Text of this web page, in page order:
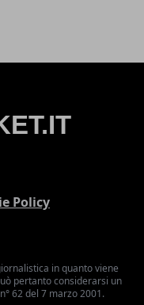
Policy
in quanto viene
pertanto considerarsi un
62 del 7 marzo 2001.